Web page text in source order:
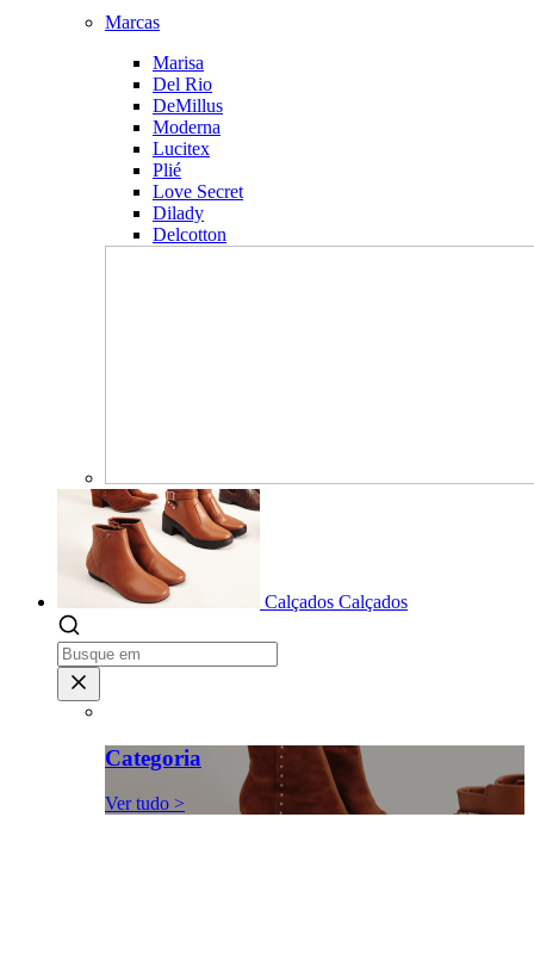
Marcas
Marisa
Del Rio
DeMillus
Moderna
Lucitex
Plié
Love Secret
Dilady
Delcotton
Calçados Calçados
Categoria
Ver tudo >